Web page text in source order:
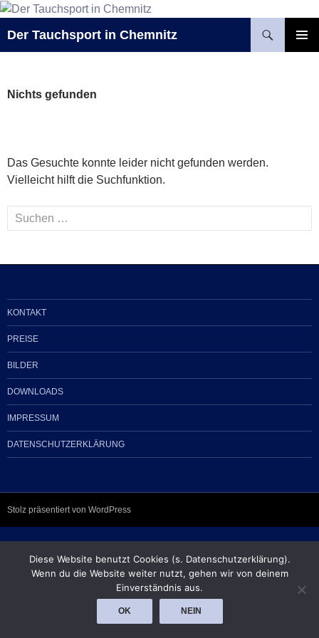
Zum
springen
Der Tauchsport in Chemnitz
Nichts gefunden
Das Gesuchte konnte leider nicht gefunden werden.
Vielleicht hilft die Suchfunktion.
Suchen
nach:
KONTAKT
PREISE
BILDER
DOWNLOADS
IMPRESSUM
DATENSCHUTZERKLÄRUNG
Stolz präsentiert von WordPress
Diese Website benutzt Cookies (s. Datenschutzerklärung).
Wenn du die Website weiter nutzt, gehen wir von deinem
Einverständnis aus.
OK NEIN